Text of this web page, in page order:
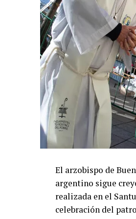
El arzobispo de
argentino sigue
realizada en el
celebración del